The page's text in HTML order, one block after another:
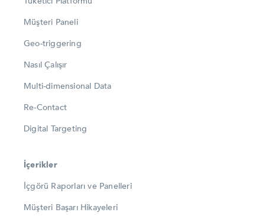
Müşteri Paneli
Geo-triggering
Nasıl Çalışır
Multi-dimensional Data
Re-Contact
Digital Targeting
İçerikler
İçgörü Raporları ve Panelleri
Müşteri Başarı Hikayeleri